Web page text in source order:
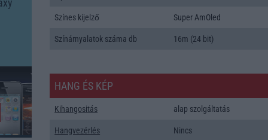
Színes kijelző Super AmOled
Színárnyalatok száma db 16m (24 bit)
HANG ÉS KÉP
Kihangositás alap szolgáltatás
Hangvezérlés Nincs